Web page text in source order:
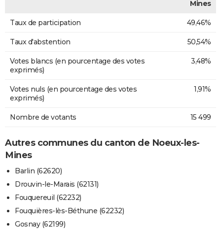
Mines
Taux de participation 49,46%
Taux d'abstention 50,54%
Votes blancs (en pourcentage des votes
exprimés)
3,48%
Votes nuls (en pourcentage des votes
exprimés)
1,91%
Nombre de votants 15 499
Autres communes du canton de Noeux-les-
Mines
Barlin (62620)
Drouvin-le-Marais (62131)
Fouquereuil (62232)
Fouquières-lès-Béthune (62232)
Gosnay (62199)